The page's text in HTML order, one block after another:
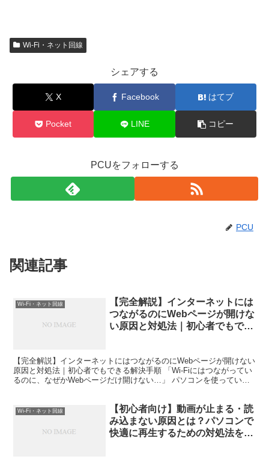
Wi-Fi・ネット回線
シェアする
X Facebook はてブ
Pocket LINE コピー
PCUをフォローする
PCU
関連記事
Wi-Fi・ネット回線
【完全解説】インターネットには
つながるのにWebページが開けな
い原因と対処法｜初心者でもでき
【完全解説】インターネットにはつながるのにWebページが開けない
原因と対処法｜初心者でもできる解決手順 「Wi-Fiにはつながってい
るのに、なぜかWebページだけ開けない…」 パソコンを使っている
Wi-Fi・ネット回線
【初心者向け】動画が止まる・読
み込まない原因とは？パソコンで
快適に再生するための対処法を徹